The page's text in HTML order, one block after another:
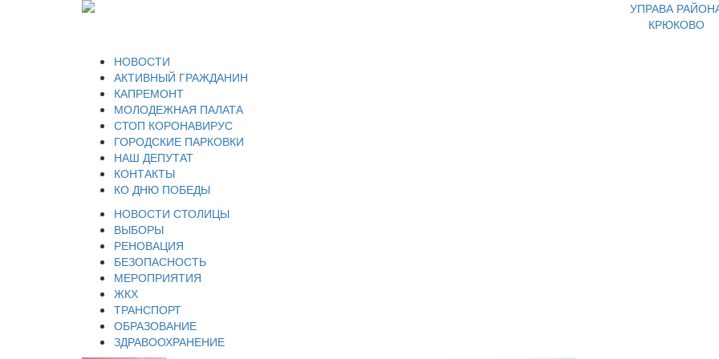
УПРАВА
КРЮКОВО
НОВОСТИ
АКТИВНЫЙ ГРАЖДАНИН
КАПРЕМОНТ
МОЛОДЕЖНАЯ ПАЛАТА
СТОП КОРОНАВИРУС
ГОРОДСКИЕ ПАРКОВКИ
НАШ ДЕПУТАТ
КОНТАКТЫ
КО ДНЮ ПОБЕДЫ
НОВОСТИ СТОЛИЦЫ
ВЫБОРЫ
РЕНОВАЦИЯ
БЕЗОПАСНОСТЬ
МЕРОПРИЯТИЯ
ЖКХ
ТРАНСПОРТ
ОБРАЗОВАНИЕ
ЗДРАВООХРАНЕНИЕ